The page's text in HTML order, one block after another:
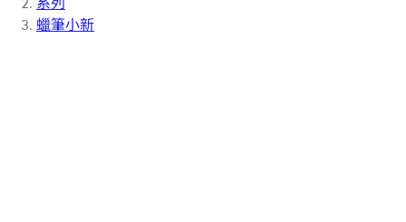
蠟筆小新